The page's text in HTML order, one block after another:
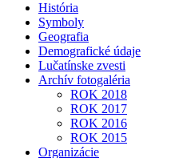
História
Symboly
Geografia
Demografické údaje
Lučatínske zvesti
Archív fotogaléria
ROK 2018
ROK 2017
ROK 2016
ROK 2015
Organizácie